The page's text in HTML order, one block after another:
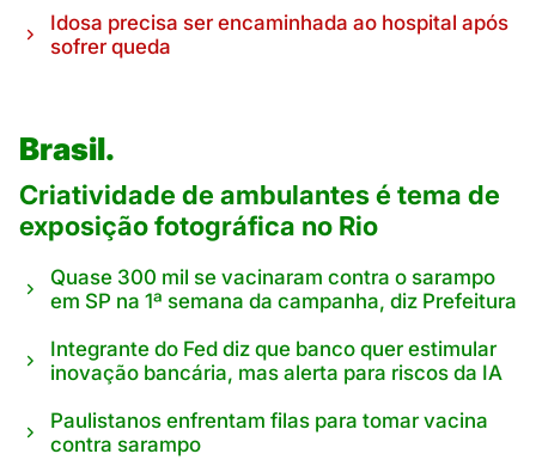
Idosa precisa ser encaminhada ao hospital após
sofrer queda
Brasil.
Criatividade de ambulantes é tema de
exposição fotográfica no Rio
Quase 300 mil se vacinaram contra o sarampo
em SP na 1ª semana da campanha, diz Prefeitura
Integrante do Fed diz que banco quer estimular
inovação bancária, mas alerta para riscos da IA
Paulistanos enfrentam filas para tomar vacina
contra sarampo